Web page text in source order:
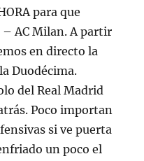
para que
AC Milan. A partir
en directo la
Duodécima.
del Real Madrid
Poco importan
si ve puerta
un poco el